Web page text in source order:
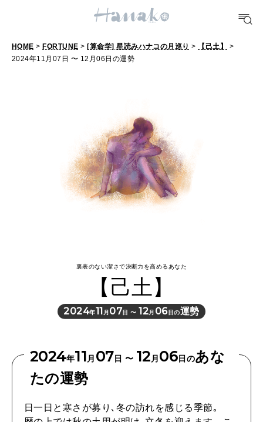
#シュークリーム #パン #カフェ
10 CATEGORIES
おいしい
TRAVEL
どこ行く？
[12星座別] Monthly Love Holoscope
女神まり愛のタロットメッセージ
HEALTH
自分にやさしく
知る、考える
ママもいろいろ
HOME > FORTUNE > [算命学] 星読みハナコの月巡り > 【己土】
>
2024年11月07日 〜 12月06日の運勢
裏表のない潔さで決断力を高めるあなた
【己土】
2024年11 月07日 〜 12月 06日の運勢
2024年11月 07日 〜 12月06日のあな
たの運勢
日一日と寒さが募り､冬の訪れを感じる季節｡